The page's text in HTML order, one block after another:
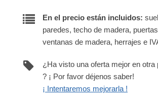
En el precio están incluidos:
paredes, techo de madera,
ventanas de madera, herrajes e
¿Ha visto una oferta mejor en otra
? ¡ Por favor déjenos saber!
¡ Intentaremos mejorarla !